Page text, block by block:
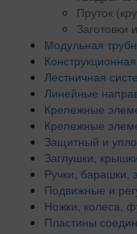
Пруток
Заготовки
Модульная
Лестничная
Линейные
Крепежные
Крепежные
Защитный и
Заглушки,
Ручки, барашки,
Подвижные и
Ножки, колеса,
Пластины